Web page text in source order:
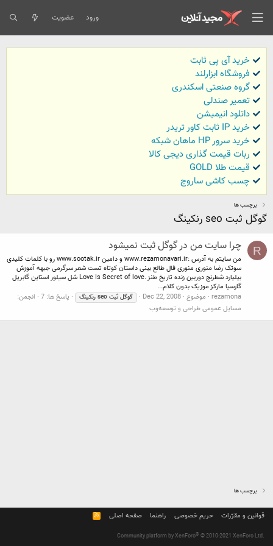
ورود عضویت
خرید آی پی ثابت
فروشگاه ابزارلند
گروه صنعتی اسکندری
تعمیر صندلی
داتلود انیمیشن
خرید IP ثابت کاور تریدر
خرید سرور HP ماهان شبکه
ربات قیمت گذاری دیجی کالا
قیمت طلا GOLD
چسب کاشی ساروج
برچسب ها
گوگل ثبت seo رنکینگ
R چرا سایت من در گوگل ثبت نمیشود
من سایتم به آدرس :www.rezamonavari.ir و دامین www.sootak.ir رو با کلمات کلیدی
سوتک رضا منوری منوری فال طالع بینی داستان کوتاه تست شعر سرگرمی جبهه آموزش
بیلیارد شطرنج دوربین زنده تاریخ طنز .Love Is Secret of love شل سیلور استاین گابریل
گارسیا مارکز موزیک بدون کلام...
rezamona موضوع Dec 22, 2008 گوگل ثبت seo رنکینگ پاسخ ها: 7
انجمن:
مسایل عمومی طراحی و توسعه‌وب
برچسب ها
قوانین و مقرّرات حریم خصوصی راهنما صفحه اصلی
R
S
Community platform by XenForo® © 2010-2021 XenForo Ltd.